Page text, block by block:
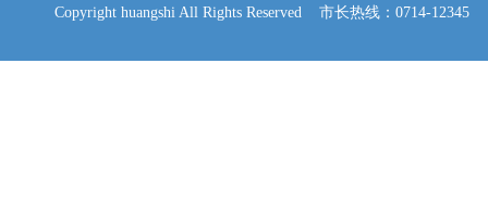
Copyright huangshi All Rights Reserved 市长热线：0714-12345